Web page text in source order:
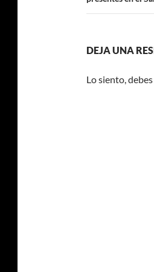
DEJA UNA
Lo siento,